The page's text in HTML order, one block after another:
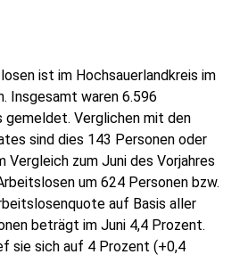
ist im Hochsauerlandkreis im
Insgesamt waren 6.596
gemeldet. Verglichen mit den
sind dies 143 Personen oder
Vergleich zum Juni des Vorjahres
um 624 Personen bzw.
auf Basis aller
beträgt im Juni 4,4 Prozent.
sie sich auf 4 Prozent (+0,4